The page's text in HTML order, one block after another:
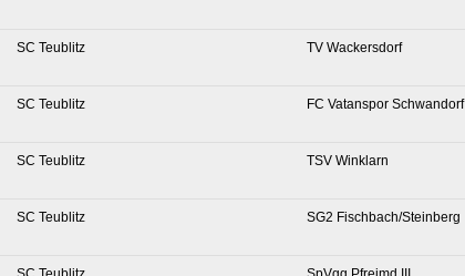
SC Teublitz TV Wackersdorf
SC Teublitz FC Vatanspor Schwandorf
SC Teublitz TSV Winklarn
SC Teublitz SG2 Fischbach/Steinberg